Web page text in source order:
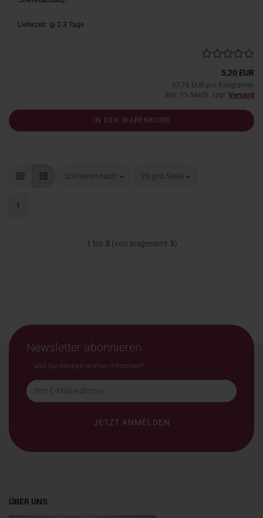
Lieferzeit: 2-3 Tage
5,20 EUR
57,78 EUR pro Kilogramm
inkl. 7% MwSt. zzgl. Versand
IN DEN WARENKORB
Sortieren nach
Sortieren nach 20 pro Seite
pro Seite
1
1 bis 3 (von insgesamt 3)
Newsletter abonnieren
... und Sie bleiben immer informiert!
ÜBER UNS